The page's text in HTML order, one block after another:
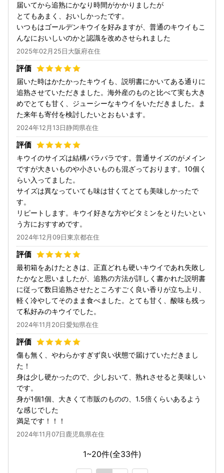
届いてから追熟にかなり時間がかかりましたが
とてもあまく、おいしかったです。
いつもはゴールデンキウイを好みますが、普通のキウイもこ
んなにおいしいのかと認識を改めさせられました
2025年02月25日大阪府在住
届いた時はかたかったキウイも、説明書にかいてある通りに
追熟させていただきました。海外産のものと比べて実も大き
めでとても甘く、ジューシーなキウイをいただきました。ま
た来年も寄付を検討したいとおもいます。
2024年12月13日静岡県在住
キウイのサイズは結構バラバラです。普通サイズのがメイン
ですが大きいものや小さいものも混ざっております。10個く
らい入ってました。
サイズは異なっていても味は甘くてとても美味しかったで
す。
リピートします。キウイ好きな方やビタミンをとりたいとい
う方におすすめです。
2024年12月09日東京都在住
最初箱をあけたときは、正直どれも硬いキウイであれ失敗し
たかなと思いましたが、追熟の方法が詳しく書かれた説明書
に従って数日追熟させたところすごく良い香りが立ち上り、
軽く冷やしてそのまま食べました。とても甘く、酸味も残っ
て私好みのキウイでした。
2024年11月20日愛知県在住
傷も無く、やわらかすぎず良い状態で届けていただきまし
た！
身は少し硬かったので、少しおいて、熟れさせると美味しい
です。
身が1個1個、大きくて市販のものの、1.5倍くらいあるよう
な感じでした
満足です！！！
2024年11月07日鹿児島県在住
1~20件(全33件)